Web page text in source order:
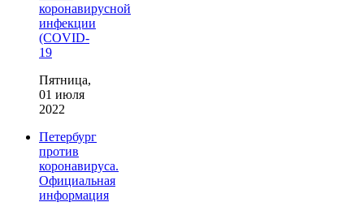
коронавирусной
инфекции
(COVID-
19
Пятница,
01 июля
2022
Петербург
против
коронавируса.
Официальная
информация